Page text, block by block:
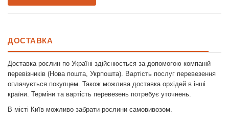
ДОСТАВКА
Доставка рослин по Україні здійснюється за допомогою компаній
перевізників (Нова пошта, Укрпошта). Вартість послуг перевезення
оплачується покупцем. Також можлива доставка орхідей в інші
країни. Терміни та вартість перевезень потребує уточнень.
В місті Київ можливо забрати рослини самовивозом.